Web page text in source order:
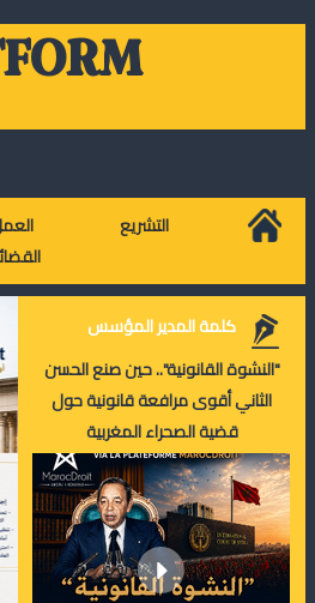
التشريع
كلمة المدير المؤسس
"النشوة القانونية".. حين صنع الحسن
الثاني أقوى مرافعة قانونية حول
قضية الصحراء المغربية